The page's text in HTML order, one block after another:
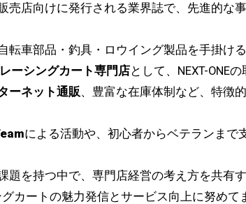
売店向けに発行される業界誌で、先進的な
転車部品・釣具・ロウイング製品を手掛ける
ーシングカート専門店として、NEXT-ONE
ーネット通販、豊富な在庫体制など、特徴
による活動や、初心者からベテランまで
題を持つ中で、専門店経営の考え方を共有
カートの魅力発信とサービス向上に努めて